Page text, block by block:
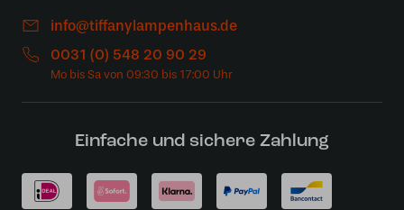
info@tiffanylampenhaus.de
0031 (0) 548 20 90 29
Einfache und sichere Zahlung